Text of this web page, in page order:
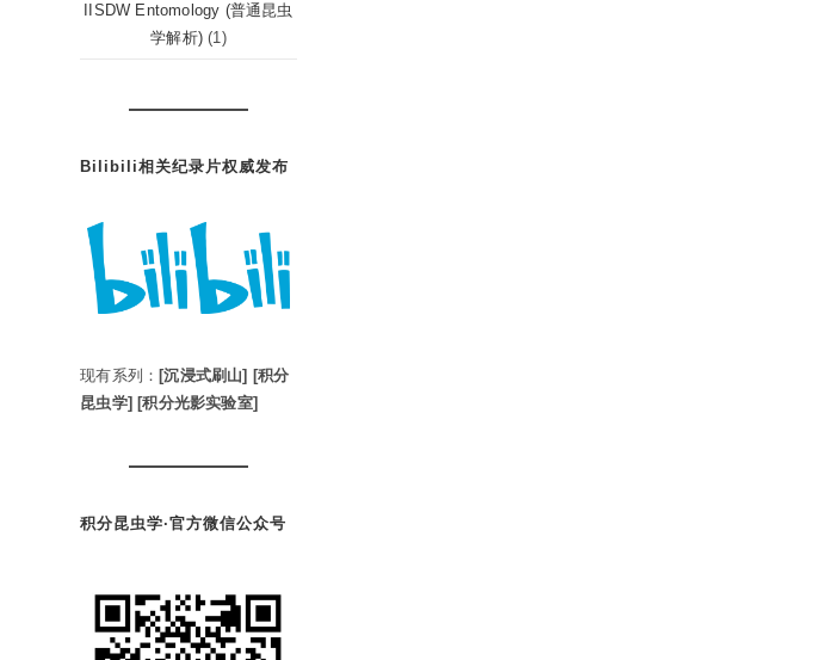
IISDW Entomology (普通昆虫
学解析) (1)
Bilibili相关纪录片权威发布
现有系列： [沉浸式刷山] [积分
昆虫学] [积分光影实验室]
积分昆虫学·官方微信公众号